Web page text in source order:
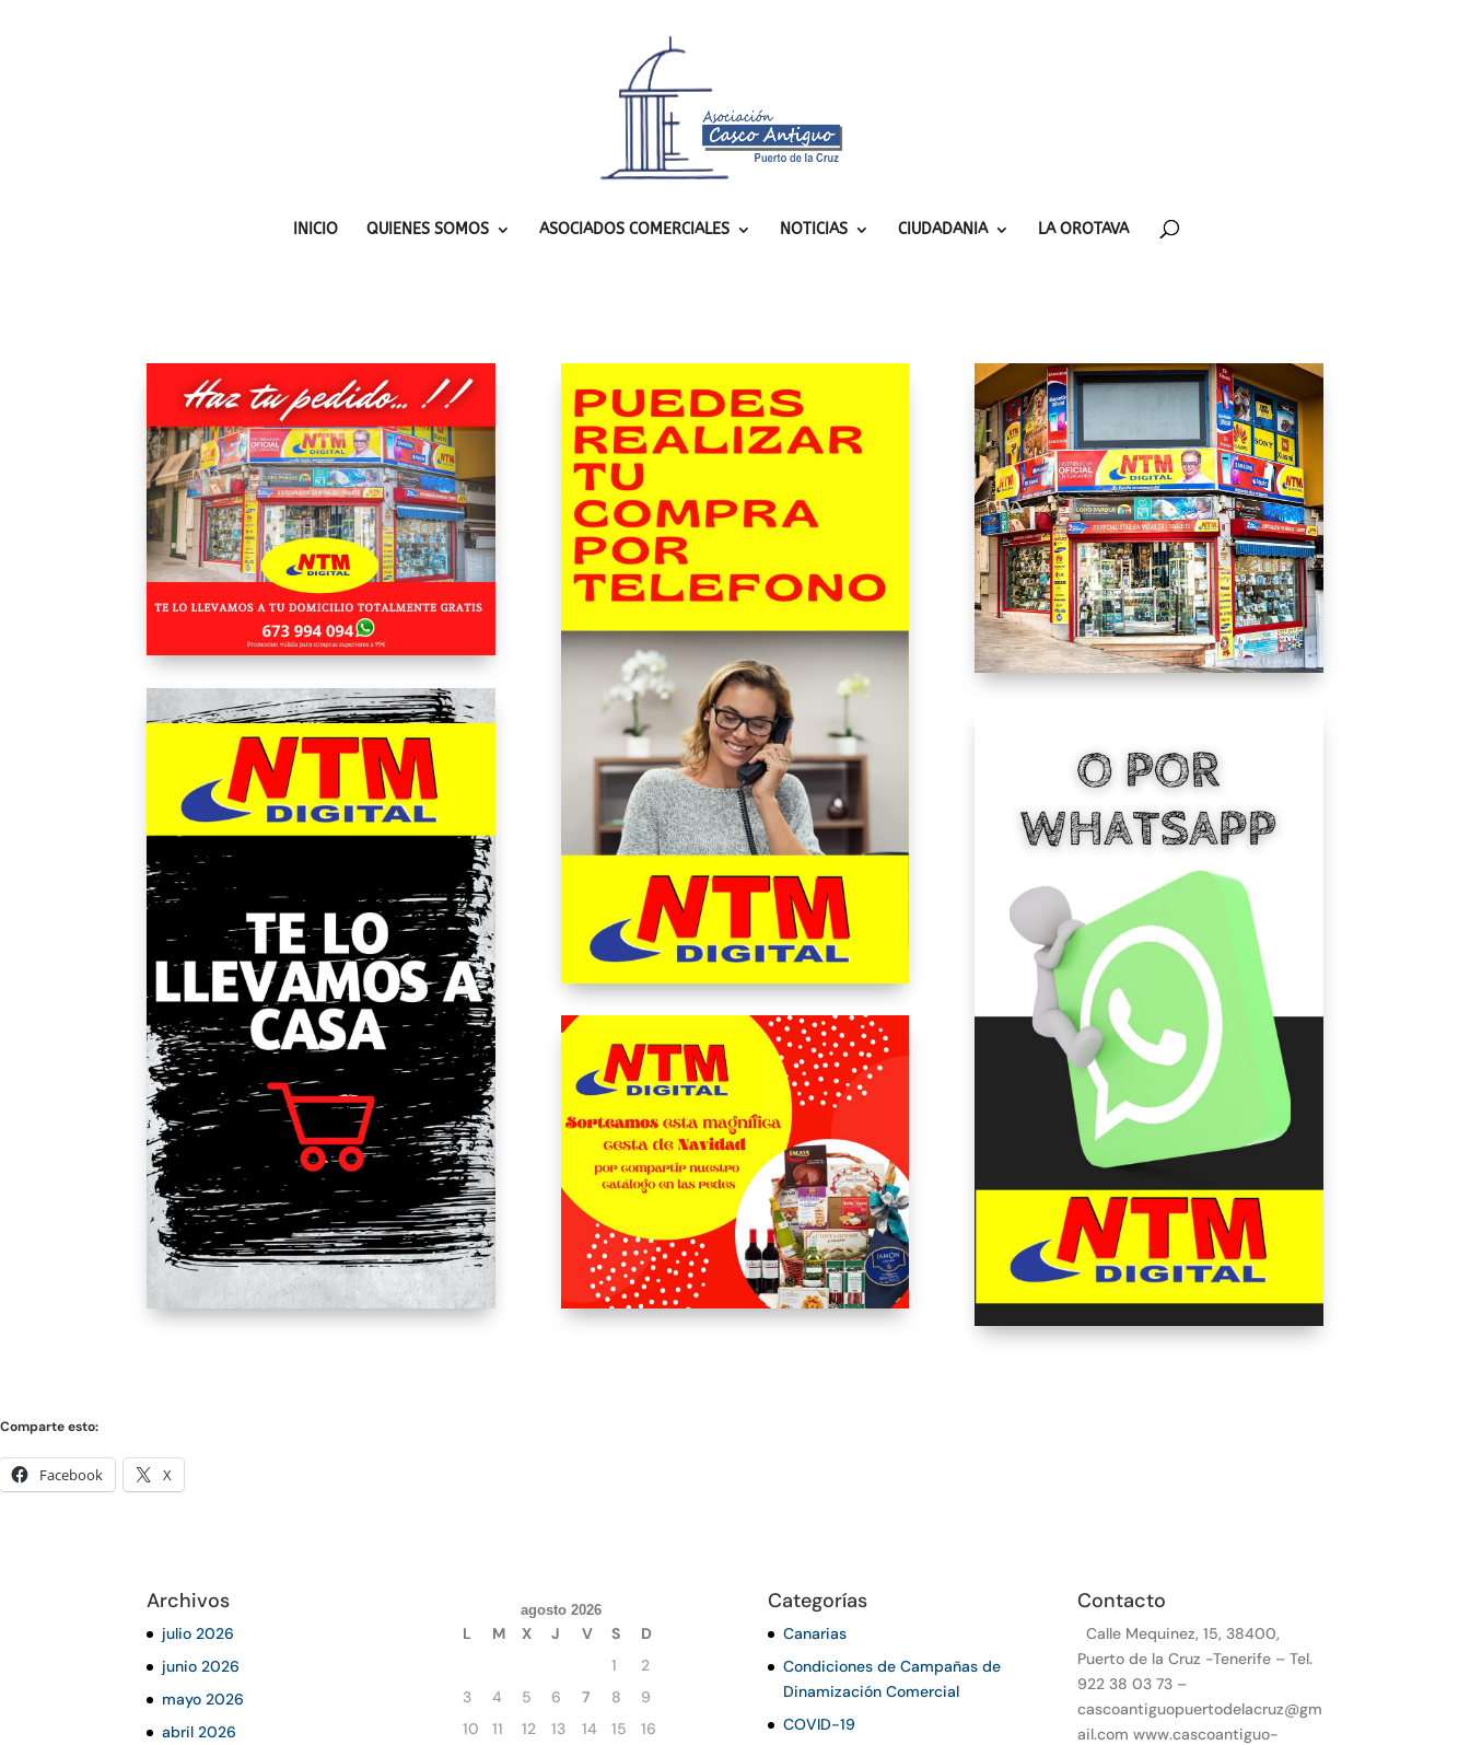
INICIO QUIENES SOMOS ASOCIADOS COMERCIALES NOTICIAS CIUDADANIA LA OROTAVA
Comparte esto:
Facebook X
Archivos
julio 2026
junio 2026
mayo 2026
abril 2026
agosto 2026
L M X J V S
D
1
2
3
4 5 6 7 8
9
10
11 12 13 14 15
16
Categorías
Canarias
Condiciones de Campañas de
Dinamización Comercial
COVID-19
Contacto
Calle Mequinez, 15, 38400,
Puerto de la Cruz -Tenerife – Tel.
922 38 03 73 –
cascoantiguopuertodelacruz@gm
ail.com www.cascoantiguo-